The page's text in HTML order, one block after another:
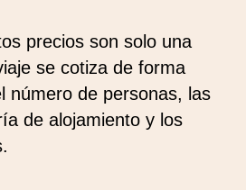
precios son solo una
se cotiza de forma
número de personas, las
de alojamiento y los